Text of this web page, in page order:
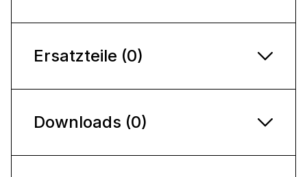
Ersatzteile (0)
Downloads (0)